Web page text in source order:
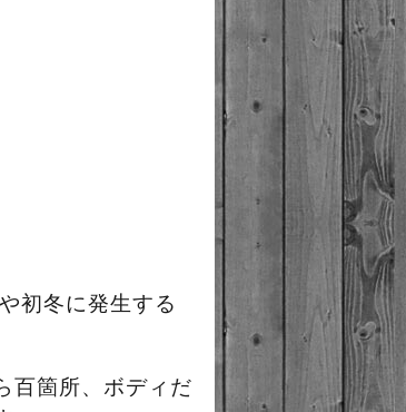
初冬に発生する
百箇所、ボディだ